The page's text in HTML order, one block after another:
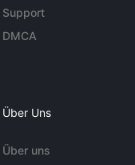
Support
DMCA
Über Uns
Über uns